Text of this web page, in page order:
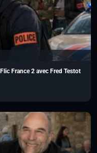
France 2 avec Fred Testot